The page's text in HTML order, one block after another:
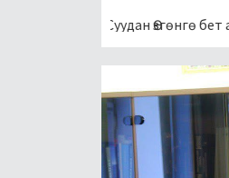
Суудан Өзгөнгө бет алды